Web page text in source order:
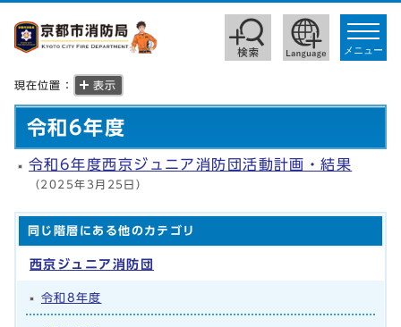
toggle
メニュー
現在位置： 表示
令和6年度
令和6年度西京ジュニア消防団活動計画・結果
（2025年3月25日）
同じ階層にある他のカテゴリ
西京ジュニア消防団
令和8年度